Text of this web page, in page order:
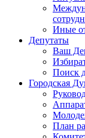
Иные
Депутаты
Ваш
Поиск
Городская
План